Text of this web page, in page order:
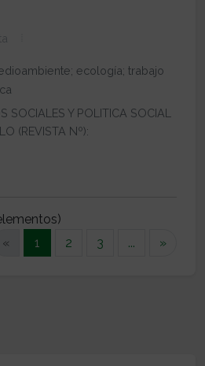
ecología; trabajo
SOCIALES Y POLITICA SOCIAL
(REVISTA Nº):
«
1 (current)
2 3 ... »